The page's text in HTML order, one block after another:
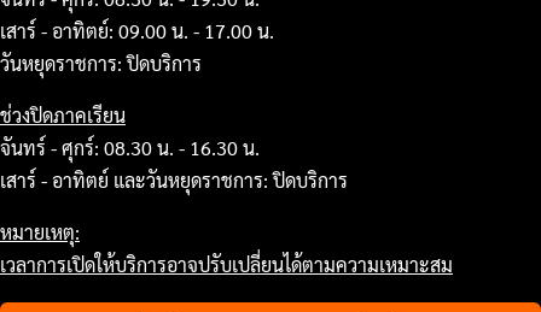
เสาร์ - อาทิตย์: 09.00 น. - 17.00 น.
วันหยุดราชการ: ปิดบริการ
ช่วงปิดภาคเรียน
จันทร์ - ศุกร์: 08.30 น. - 16.30 น.
เสาร์ - อาทิตย์ และวันหยุดราชการ: ปิดบริการ
หมายเหตุ:
เวลาการเปิดให้บริการอาจปรับเปลี่ยนได้ตามความเหมาะสม